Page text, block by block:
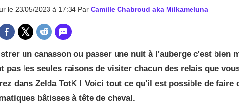
le 23/05/2023 à 17:34 Par Camille Chabroud aka Milkameluna
un canasson ou passer une nuit à l'auberge c'est bien
pas les seules raisons de visiter chacun des relais que
dans Zelda TotK ! Voici tout ce qu'il est possible de faire
bâtisses à tête de cheval.